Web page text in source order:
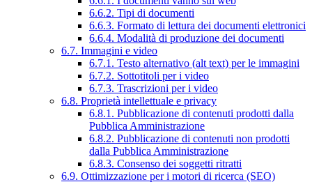
6.6.2. Tipi di documenti
6.6.3. Formato di lettura dei documenti elettronici
6.6.4. Modalità di produzione dei documenti
6.7. Immagini e video
6.7.1. Testo alternativo (alt text) per le immagini
6.7.2. Sottotitoli per i video
6.7.3. Trascrizioni per i video
6.8. Proprietà intellettuale e privacy
6.8.1. Pubblicazione di contenuti prodotti dalla
Pubblica Amministrazione
6.8.2. Pubblicazione di contenuti non prodotti
dalla Pubblica Amministrazione
6.8.3. Consenso dei soggetti ritratti
6.9. Ottimizzazione per i motori di ricerca (SEO)